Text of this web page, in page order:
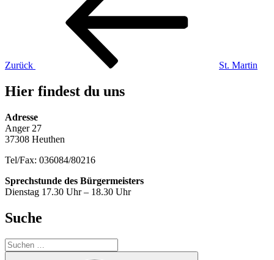
Zurück St. Martin
Hier findest du uns
Adresse
Anger 27
37308 Heuthen
Tel/Fax: 036084/80216
Sprechstunde des Bürgermeisters
Dienstag 17.30 Uhr – 18.30 Uhr
Suche
Suche
nach: